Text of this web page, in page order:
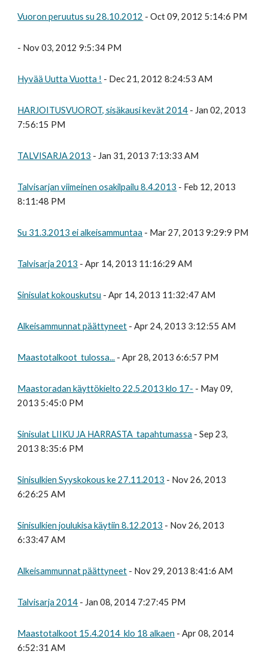
Vuoron peruutus su 28.10.2012 - Oct 09, 2012 5:14:6 PM
- Nov 03, 2012 9:5:34 PM
Hyvää Uutta Vuotta ! - Dec 21, 2012 8:24:53 AM
HARJOITUSVUOROT, sisäkausi kevät 2014 - Jan 02, 2013
7:56:15 PM
TALVISARJA 2013 - Jan 31, 2013 7:13:33 AM
Talvisarjan viimeinen osakilpailu 8.4.2013 - Feb 12, 2013
8:11:48 PM
Su 31.3.2013 ei alkeisammuntaa - Mar 27, 2013 9:29:9 PM
Talvisarja 2013 - Apr 14, 2013 11:16:29 AM
Sinisulat kokouskutsu - Apr 14, 2013 11:32:47 AM
Alkeisammunnat päättyneet - Apr 24, 2013 3:12:55 AM
Maastotalkoot tulossa... - Apr 28, 2013 6:6:57 PM
Maastoradan käyttökielto 22.5.2013 klo 17- - May 09,
2013 5:45:0 PM
Sinisulat LIIKU JA HARRASTA tapahtumassa - Sep 23,
2013 8:35:6 PM
Sinisulkien Syyskokous ke 27.11.2013 - Nov 26, 2013
6:26:25 AM
Sinisulkien joulukisa käytiin 8.12.2013 - Nov 26, 2013
6:33:47 AM
Alkeisammunnat päättyneet - Nov 29, 2013 8:41:6 AM
Talvisarja 2014 - Jan 08, 2014 7:27:45 PM
Maastotalkoot 15.4.2014 klo 18 alkaen - Apr 08, 2014
6:52:31 AM